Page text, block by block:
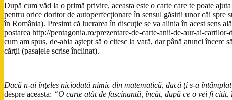
După cum văd la o primă privire, aceasta este o carte care te poate
pentru orice doritor de autoperfecţionare în sensul găsirii unor căi
în România). Presimt că lucrarea în discuţie se va alinia în acest sens
postarea http://pentagonia.ro/prezentare-de-carte-anii-de-aur-ai-cartilor-
cum am spus, de-abia aştept să o citesc la vară, dar până atunci încerc
cărţii (pasajele scrise înclinat).
Dacă n-ai înţeles niciodată nimic din matematică, dacă ţi s-a
despre aceasta: “O carte atât de fascinantă, încât, după ce o vei fi